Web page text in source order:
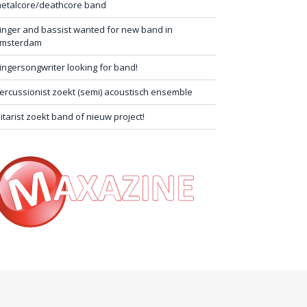
deathcore band
and bassist wanted for new band in
looking for band!
zoekt (semi) acoustisch ensemble
zoekt band of nieuw project!